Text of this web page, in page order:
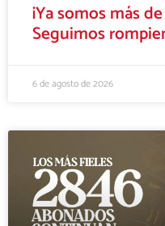
¡Ya somos más
Seguimos
6 de agosto de 2026